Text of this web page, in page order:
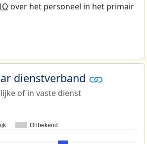
over het personeel in het primair
dienstverband
of in vaste dienst
Onbekend